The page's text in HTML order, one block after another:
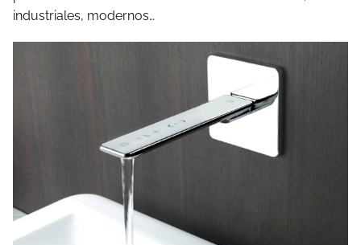
industriales, modernos…